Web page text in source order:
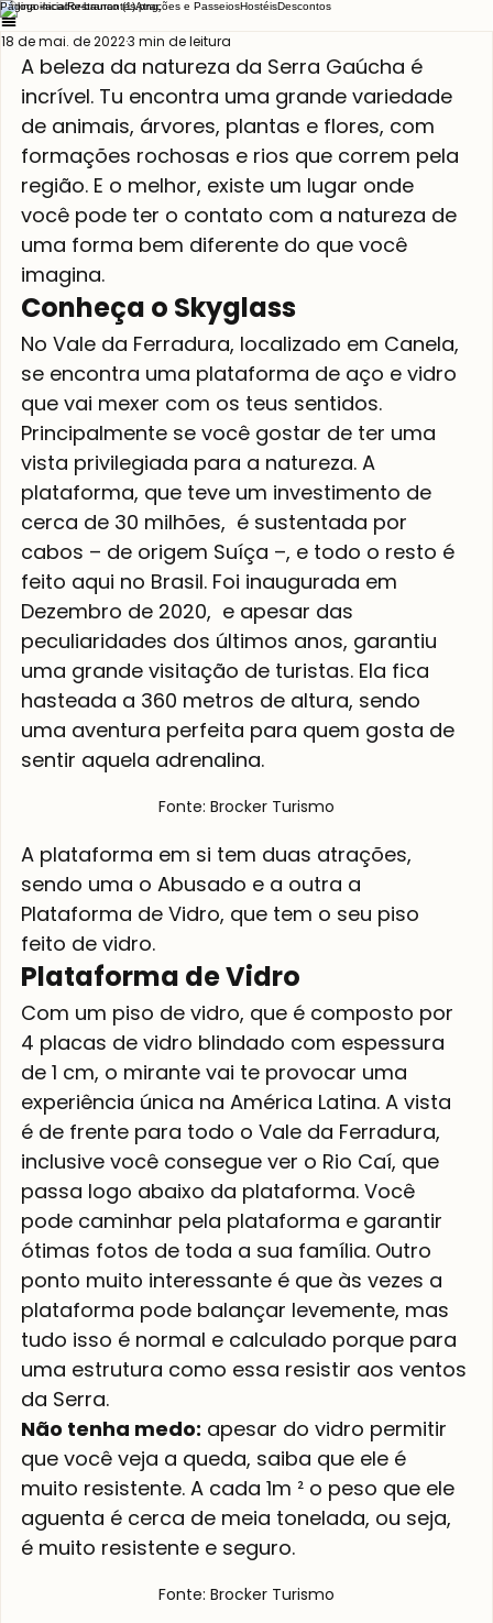
Página inicialRestaurantesAtrações e PasseiosHostéisDescontos
18 de mai. de 20223 min de leitura
A beleza da natureza da Serra Gaúcha é
incrível. Tu encontra uma grande variedade
de animais, árvores, plantas e flores, com
formações rochosas e rios que correm pela
região. E o melhor, existe um lugar onde
você pode ter o contato com a natureza de
uma forma bem diferente do que você
imagina.
Conheça o Skyglass
No Vale da Ferradura, localizado em Canela,
se encontra uma plataforma de aço e vidro
que vai mexer com os teus sentidos.
Principalmente se você gostar de ter uma
vista privilegiada para a natureza. A
plataforma, que teve um investimento de
cerca de 30 milhões,  é sustentada por
cabos – de origem Suíça –, e todo o resto é
feito aqui no Brasil. Foi inaugurada em
Dezembro de 2020,  e apesar das
peculiaridades dos últimos anos, garantiu
uma grande visitação de turistas. Ela fica
hasteada a 360 metros de altura, sendo
uma aventura perfeita para quem gosta de
sentir aquela adrenalina.
Fonte: Brocker Turismo
A plataforma em si tem duas atrações,
sendo uma o Abusado e a outra a
Plataforma de Vidro, que tem o seu piso
feito de vidro.
Plataforma de Vidro
Com um piso de vidro, que é composto por
4 placas de vidro blindado com espessura
de 1 cm, o mirante vai te provocar uma
experiência única na América Latina. A vista
é de frente para todo o Vale da Ferradura,
inclusive você consegue ver o Rio Caí, que
passa logo abaixo da plataforma. Você
pode caminhar pela plataforma e garantir
ótimas fotos de toda a sua família. Outro
ponto muito interessante é que às vezes a
plataforma pode balançar levemente, mas
tudo isso é normal e calculado porque para
uma estrutura como essa resistir aos ventos
da Serra.
Não tenha medo: apesar do vidro permitir
que você veja a queda, saiba que ele é
muito resistente. A cada 1m ² o peso que ele
aguenta é cerca de meia tonelada, ou seja,
é muito resistente e seguro.
Fonte: Brocker Turismo